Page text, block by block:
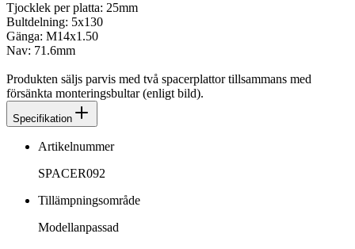
Tjocklek per platta: 25mm
Bultdelning: 5x130
Gänga: M14x1.50
Nav: 71.6mm
Produkten säljs parvis med två spacerplattor tillsammans med
försänkta monteringsbultar (enligt bild).
Specifikation
Artikelnummer
SPACER092
Tillämpningsområde
Modellanpassad